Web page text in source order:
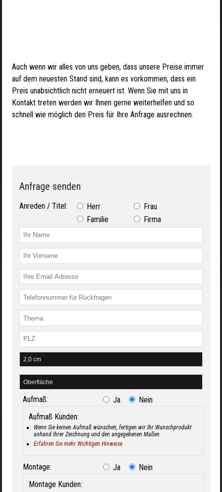
Auch wenn wir alles von uns geben, dass unsere Preise immer
auf dem neuesten Stand sind, kann es vorkommen, dass ein
Preis unabsichtlich nicht erneuert ist. Wenn Sie mit uns in
Kontakt treten werden wir Ihnen gerne weiterhelfen und so
schnell wie möglich den Preis für Ihre Anfrage ausrechnen.
Anfrage senden
Anreden / Titel: Herr
Frau
Familie
Firma
Aufmaß: Ja
Nein
Aufmaß Kunden:
Wenn Sie keinen Aufmaß wünschen, fertigen wir Ihr Wunschprodukt
anhand Ihrer Zeichnung und den angegebenen Maßen.
Erfahren Sie mehr Wichtigen Hinweise
Montage: Ja
Nein
Montage Kunden: